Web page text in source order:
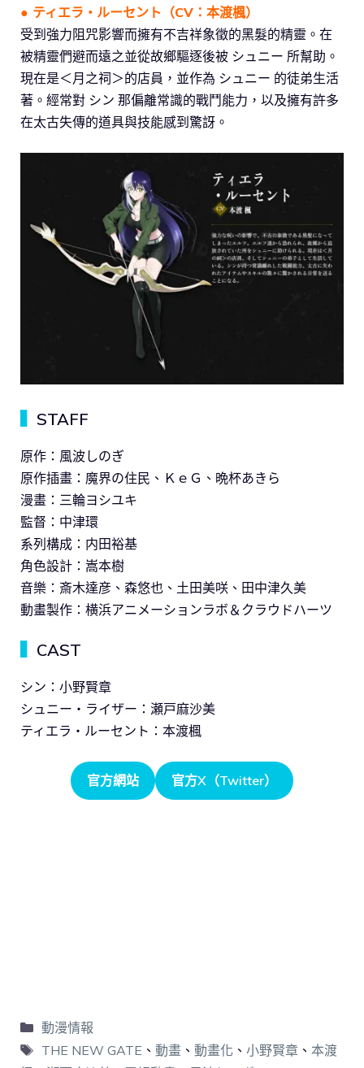
● ティエラ・ルーセント （CV： 本渡楓）
受到強力阻咒影響而擁有不吉祥象徵的黑髮的精靈。在
被精靈們避而遠之並從故鄉驅逐後被 シュニー 所幫助。
現在是＜月之祠＞的店員，並作為 シュニー 的徒弟生活
著。經常對 シン 那偏離常識的戰鬥能力，以及擁有許多
在太古失傳的道具與技能感到驚訝。
STAFF
原作：風波しのぎ
原作插畫：魔界の住民、ＫｅＧ、晩杯あきら
漫畫：三輪ヨシユキ
監督：中津環
系列構成：内田裕基
角色設計：嵩本樹
音樂：斎木達彦、森悠也、土田美咲、田中津久美
動畫製作：横浜アニメーションラボ＆クラウドハーツ
CAST
シン：小野賢章
シュニー・ライザー：瀬戸麻沙美
ティエラ・ルーセント：本渡楓
官方網站 官方X（Twitter）
動漫情報
THE NEW GATE 、 動畫、 動畫化 、 小野賢章、 本渡